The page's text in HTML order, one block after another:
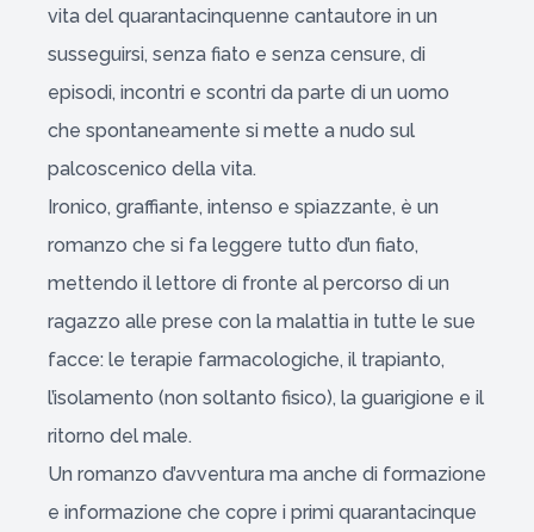
vita del quarantacinquenne cantautore in un
susseguirsi, senza fiato e senza censure, di
episodi, incontri e scontri da parte di un uomo
che spontaneamente si mette a nudo sul
palcoscenico della vita.
Ironico, graffiante, intenso e spiazzante, è un
romanzo che si fa leggere tutto d’un fiato,
mettendo il lettore di fronte al percorso di un
ragazzo alle prese con la malattia in tutte le sue
facce: le terapie farmacologiche, il trapianto,
l’isolamento (non soltanto fisico), la guarigione e il
ritorno del male.
Un romanzo d’avventura ma anche di formazione
e informazione che copre i primi quarantacinque